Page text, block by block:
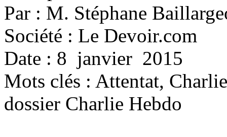
Par : M. Stéphane
Société : Le Devoir.com
Date : 8 janvier 2015
Mots clés : Attentat,
dossier Charlie Hebdo